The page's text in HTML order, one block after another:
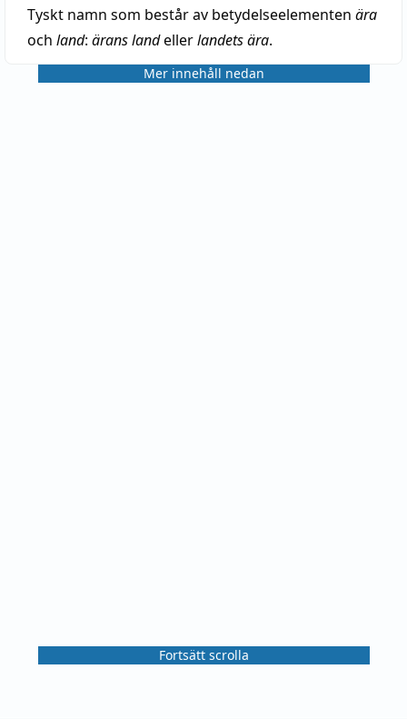
Tyskt namn som består av betydelseelementen ära
och land: ärans landellerlandets ära.
Mer innehåll nedan
Fortsätt scrolla